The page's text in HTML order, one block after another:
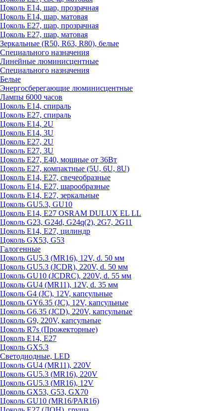
Цоколь Е14, шар, прозрачная
Цоколь Е14, шар, матовая
Цоколь Е27, шар, прозрачная
Цоколь Е27, шар, матовая
Зеркальные (R50, R63, R80), белые
Специального назначения
Линейные люминисцентные
Специального назначения
Белые
Энергосберегающие люминисцентные
Лампы 6000 часов
Цоколь Е14, спираль
Цоколь Е27, спираль
Цоколь Е14, 2U
Цоколь Е14, 3U
Цоколь Е27, 2U
Цоколь Е27, 3U
Цоколь Е27, Е40, мощные от 36Вт
Цоколь Е27, компактные (5U, 6U, 8U)
Цоколь Е14, Е27, свечеобразные
Цоколь Е14, Е27, шарообразные
Цоколь Е14, Е27, зеркальные
Цоколь GU5.3, GU10
Цоколь Е14, Е27 OSRAM DULUX EL LL
Цоколь G23, G24d, G24q(2), 2G7, 2G11
Цоколь Е14, Е27, цилиндр
Цоколь GX53, G53
Галогенные
Цоколь GU5.3 (MR16), 12V, d. 50 мм
Цоколь GU5.3 (JCDR), 220V, d. 50 мм
Цоколь GU10 (JCDRC), 220V, d. 55 мм
Цоколь GU4 (MR11), 12V, d. 35 мм
Цоколь G4 (JC), 12V, капсульные
Цоколь GY6.35 (JC), 12V, капсульные
Цоколь G6.35 (JCD), 220V, капсульные
Цоколь G9, 220V, капсульные
Цоколь R7s (Прожекторные)
Цоколь E14, E27
Цоколь GX5.3
Светодиодные, LED
Цоколь GU4 (MR11), 220V
Цоколь GU5.3 (MR16), 220V
Цоколь GU5.3 (MR16), 12V
Цоколь GX53, G53, GX70
Цоколь GU10 (MR16/PAR16)